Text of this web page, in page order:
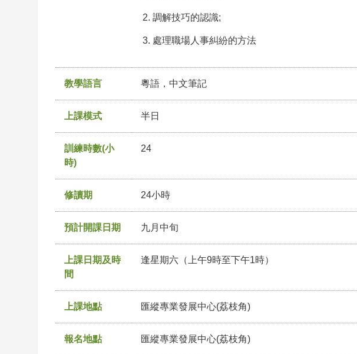
調解技巧的認識;
處理職場人事糾紛的方法
教學語言 粵語，中文筆記
上課模式 半日
訓練時數(小
時)
24
修讀期 24小時
預計開課日期 九月中旬
上課日期及時
間
逢星期六（上午9時至下午1時）
上課地點 匯縱專業發展中心(荔枝角)
報名地點 匯縱專業發展中心(荔枝角)